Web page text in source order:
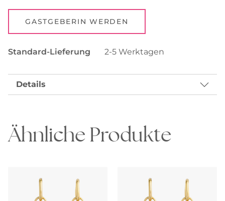
GASTGEBERIN WERDEN
Standard-Lieferung 2-5 Werktagen
Details
Ähnliche Produkte